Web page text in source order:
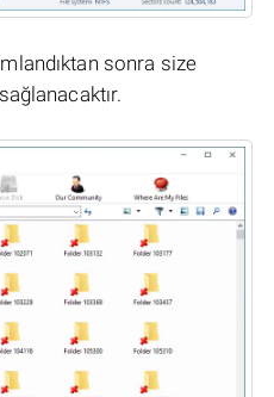
sonra size
sağlanacaktır.